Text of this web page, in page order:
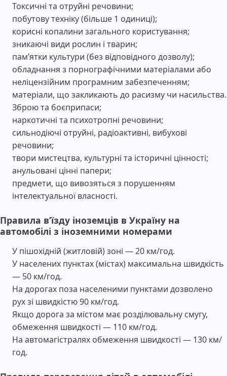
Токсичні та отруйні речовини;
побутову техніку (більше 1 одиниці);
корисні копалини загального користування;
зникаючі види рослин і тварин;
пам’ятки культури (без відповідного дозволу);
обладнання з порнографічними матеріалами або
неліцензійним програмним забезпеченням;
матеріали, що закликають до расизму чи насильства.
Зброю та боєприпаси;
наркотичні та психотропні речовини;
сильнодіючі отруйні, радіоактивні, вибухові
речовини;
твори мистецтва, культурні та історичні цінності;
анульовані цінні папери;
предмети, що вивозяться з порушенням
інтелектуальної власності.
Правила в’їзду іноземців в Україну на
автомобілі з іноземними номерами
У пішохідній (житловій) зоні — 20 км/год.
У населених пунктах (містах) максимальна швидкість
— 50 км/год.
На дорогах поза населеними пунктами дозволено
рух зі швидкістю 90 км/год.
Якщо дорога за містом має розділювальну смугу,
обмеження швидкості — 110 км/год.
На автомагістралях обмеження швидкості — 130 км/
год.